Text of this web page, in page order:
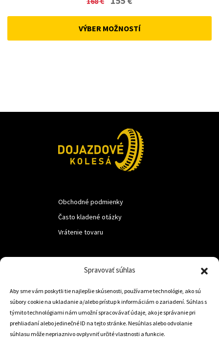
Spravovať súhlas
Aby sme vám poskytli tie najlepšie skúsenosti, používame technológie, ako sú
súbory cookie na ukladanie a/alebo prístup k informáciám o zariadení. Súhlas s
týmito technológiami nám umožní spracovávať údaje, ako je správanie pri
prehliadaní alebo jedinečné ID na tejto stránke. Nesúhlas alebo odvolanie
súhlasu môže nepriaznivo ovplyvniť určité vlastnosti a funkcie.
was:
VÝBER MOŽNOSTÍ
Obchodné podmienky
Často kladené otázky
Vrátenie tovaru
Trstená 02801